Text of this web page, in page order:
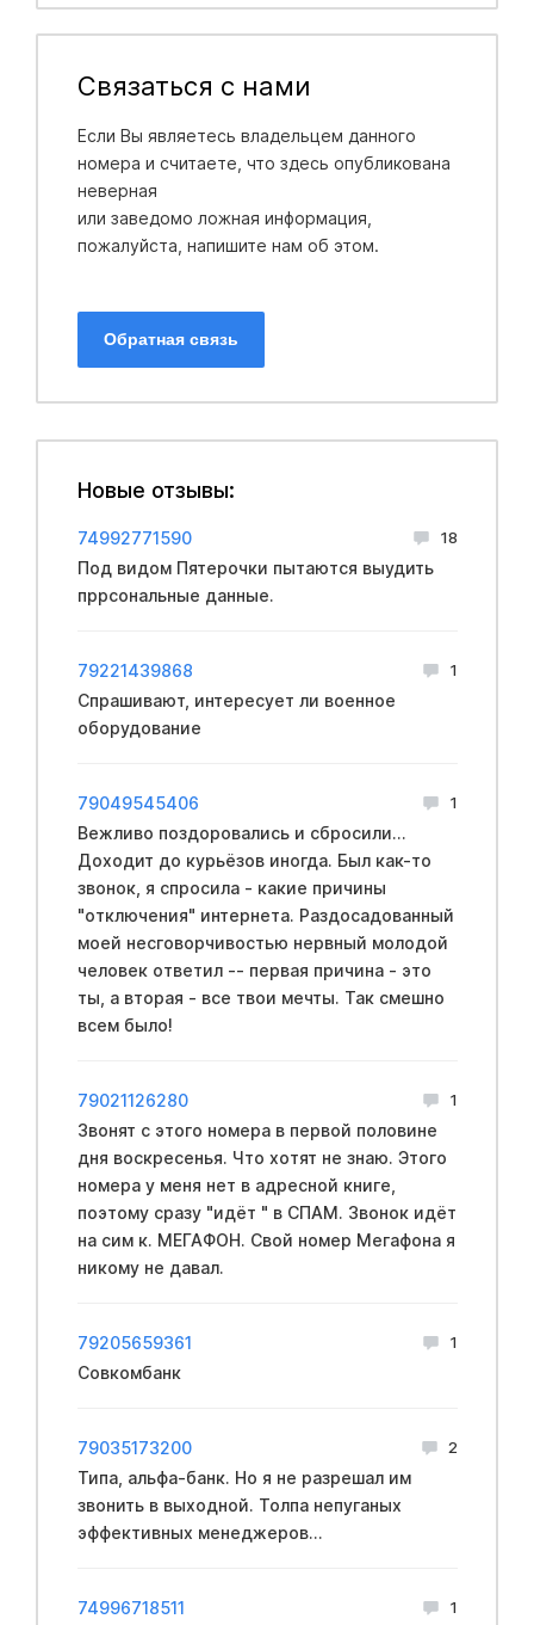
Связаться с нами
Если Вы являетесь владельцем данного
номера и считаете, что здесь опубликована
неверная
или заведомо ложная информация,
пожалуйста, напишите нам об этом.
Обратная связь
Новые отзывы:
74992771590 18
Под видом Пятерочки пытаются выудить
пррсональные данные.
79221439868 1
Спрашивают, интересует ли военное
оборудование
79049545406 1
Вежливо поздоровались и сбросили...
Доходит до курьёзов иногда. Был как-то
звонок, я спросила - какие причины
"отключения" интернета. Раздосадованный
моей несговорчивостью нервный молодой
человек ответил -- первая причина - это
ты, а вторая - все твои мечты. Так смешно
всем было!
79021126280 1
Звонят с этого номера в первой половине
дня воскресенья. Что хотят не знаю. Этого
номера у меня нет в адресной книге,
поэтому сразу "идёт " в СПАМ. Звонок идёт
на сим к. МЕГАФОН. Свой номер Мегафона я
никому не давал.
79205659361 1
Совкомбанк
79035173200 2
Типа, альфа-банк. Но я не разрешал им
звонить в выходной. Толпа непуганых
эффективных менеджеров...
74996718511 1